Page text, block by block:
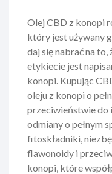
Olej CBD z konopi
który jest używany
daj się nabrać na to,
etykiecie jest
konopi. Kupując
oleju z konopi o
przeciwieństwie do
odmiany o pełnym
fitoskładniki,
flawonoidy i
konopi, które